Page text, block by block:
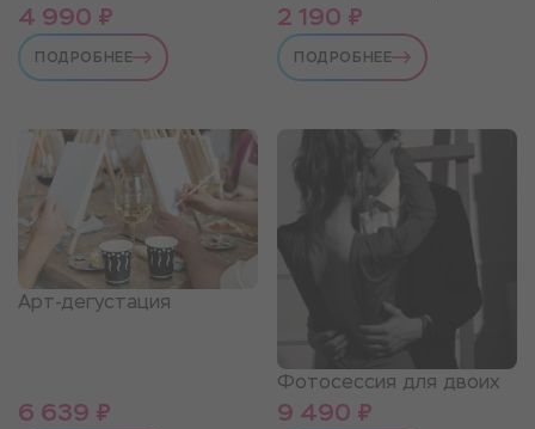
4 990 ₽
ПОДРОБНЕЕ
2 190 ₽
ПОДРОБНЕЕ
Арт-дегустация
6 639 ₽
Фотосессия для двоих
9 490 ₽